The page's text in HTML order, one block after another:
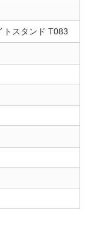
トスタンド T083